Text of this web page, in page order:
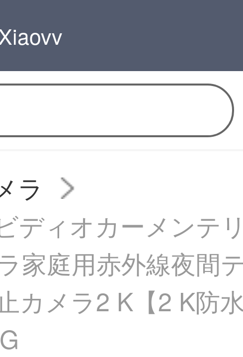
ラ
ディオカーメンテ
家庭用赤外線夜間
カメラ2 K【2 K防